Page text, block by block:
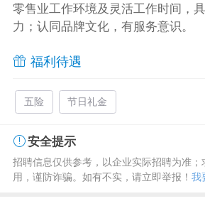
零售业工作环境及灵活工作时间，
力；认同品牌文化，有服务意识。
福利待遇
五险 节日礼金
安全提示
招聘信息仅供参考，以企业实际招聘为准
用，谨防诈骗。如有不实，请立即举报！ 我